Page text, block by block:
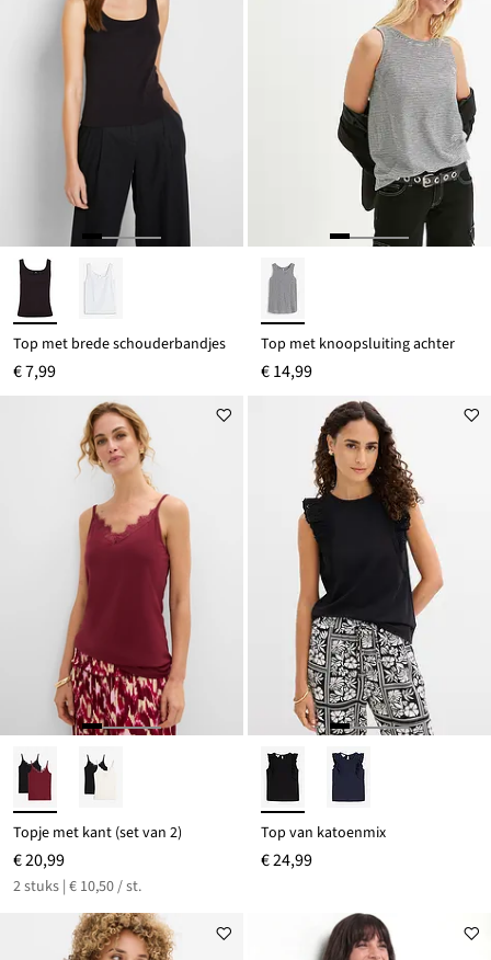
Top met brede schouderbandjes
€ 7,99
Top met knoopsluiting achter
€ 14,99
Topje met kant (set van 2)
€ 20,99
2 stuks | € 10,50 / st.
Top van katoenmix
€ 24,99